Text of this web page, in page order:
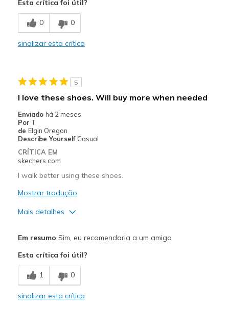
Breathe Well
Comfortable
Melhores utilizações
Going Out
Esta crítica foi útil?
0 0
sinalizar esta crítica
5
I love these shoes. Will buy more when needed
Enviado há 2 meses
Por T
de Elgin Oregon
Describe Yourself Casual
CRÍTICA EM
skechers.com
I walk better using these shoes.
Mostrar tradução
Mais detalhes
Breathe Well
Comfortable
Em resumo Sim, eu recomendaria a um amigo
Esta crítica foi útil?
1 0
sinalizar esta crítica